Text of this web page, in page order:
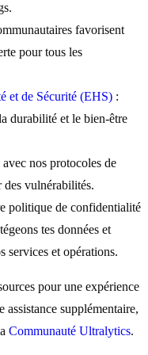
favorisent
pour tous les
et de Sécurité (EHS) :
durabilité et le bien-être
nos protocoles de
des vulnérabilités.
politique de confidentialité
tes données et
services et opérations.
pour une expérience
supplémentaire,
Communauté Ultralytics.